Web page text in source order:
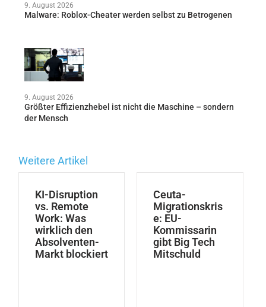
9. August 2026
Malware: Roblox-Cheater werden selbst zu Betrogenen
9. August 2026
Größter Effizienzhebel ist nicht die Maschine – sondern
der Mensch
Weitere Artikel
KI-Disruption
vs. Remote
Work: Was
wirklich den
Absolventen-
Markt blockiert
Ceuta-
Migrationskris
e: EU-
Kommissarin
gibt Big Tech
Mitschuld